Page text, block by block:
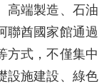
高端製造、石油
聯酋國家館通過
方式，不僅集中
設施建設、綠色